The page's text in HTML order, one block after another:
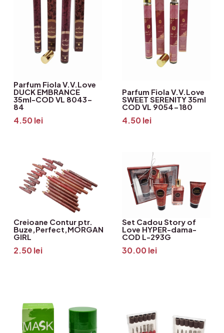
Parfum Fiola V.V.Love
DUCK EMBRANCE
35ml-COD VL 8043-
84
4.50lei
Parfum Fiola V.V.Love
SWEET SERENITY 35ml
COD VL 9054-180
4.50lei
Creioane Contur ptr.
Buze,Perfect,MORGAN
GIRL
2.50lei
Set Cadou Story of
Love HYPER-dama-
COD L-293G
30.00lei